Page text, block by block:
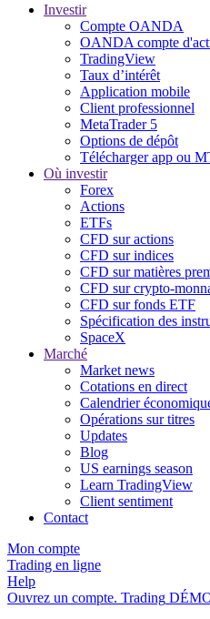
Investir
Compte OANDA
OANDA compte
TradingView
Taux d’intérêt
Application mobile
Client professionnel
MetaTrader 5
Options de dépôt
Télécharger app ou
Où investir
Forex
Actions
ETFs
CFD sur actions
CFD sur indices
CFD sur matières
CFD sur crypto-
CFD sur fonds ETF
Spécification des
SpaceX
Marché
Market news
Cotations en direct
Calendrier
Opérations sur titres
Updates
Blog
US earnings season
Learn TradingView
Client sentiment
Contact
Mon compte
Trading en ligne
Help
Ouvrez un compte. Trading